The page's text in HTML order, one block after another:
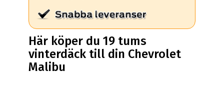
Här köper du 19 tums
vinterdäck till din Chevrolet
Malibu